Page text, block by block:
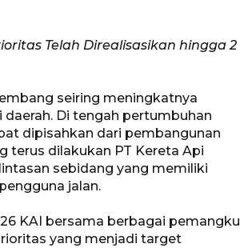
Telah Direalisasikan hingga 2
seiring meningkatnya
Di tengah pertumbuhan
dipisahkan dari pembangunan
terus dilakukan PT Kereta Api
sebidang yang memiliki
jalan.
KAI bersama berbagai pemangku
yang menjadi target